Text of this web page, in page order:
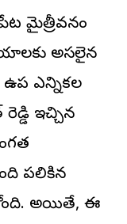
మైత్రీవనం
అసలైన
ఉప ఎన్నికల
ఇచ్చిన
పలికిన
అయితే, ఈ